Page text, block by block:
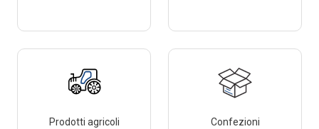
Prodotti agricoli Confezioni